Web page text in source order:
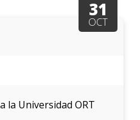
La
31
OCT
la Universidad ORT